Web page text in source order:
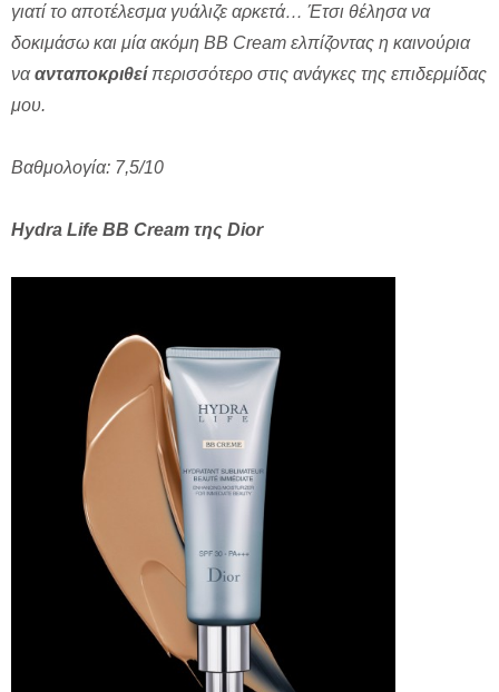
γιατί το αποτέλεσμα γυάλιζε αρκετά… Έτσι θέλησα να
δοκιμάσω και μία ακόμη BB Cream ελπίζοντας η καινούρια
ναανταποκριθείπερισσότερο στις ανάγκες της επιδερμίδας
μου.
Βαθμολογία: 7,5/10
Hydra Life BB Cream της Dior